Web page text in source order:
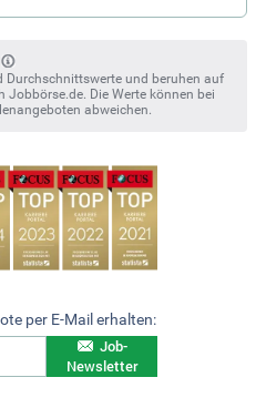
Durchschnittswerte und beruhen auf
Die Werte können bei
abweichen.
per E-Mail erhalten:
Job-
Newsletter